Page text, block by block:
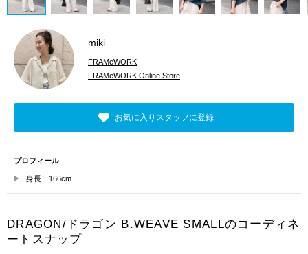
miki
FRAMeWORK
FRAMeWORK Online Store
お気に入りスタッフに登録
プロフィール
身長：166cm
DRAGON/ドラゴン B.WEAVE SMALLのコーディネ
ートスナップ